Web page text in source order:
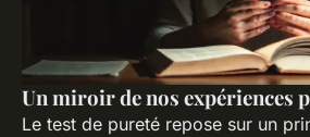
Un miroir de nos expériences
Le test de pureté repose sur un